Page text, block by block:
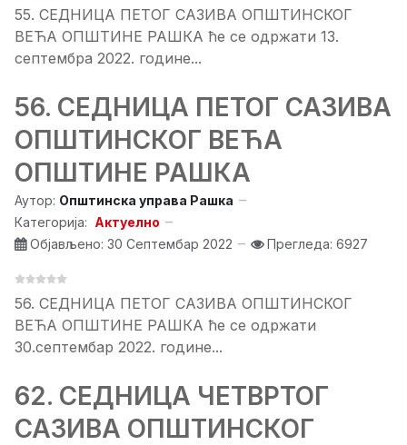
55. СЕДНИЦA ПЕТОГ САЗИВА ОПШТИНСКОГ
ВЕЋА ОПШТИНЕ РАШКА ће се одржати 13.
септембра 2022. године...
56. СЕДНИЦA ПЕТОГ САЗИВА
ОПШТИНСКОГ ВЕЋА
ОПШТИНЕ РАШКА
Аутор: Општинска управа Рашка
Категорија: Актуелно
Објављено: 30 Септембар 2022
Прегледа: 6927
56. СЕДНИЦA ПЕТОГ САЗИВА ОПШТИНСКОГ
ВЕЋА ОПШТИНЕ РАШКА ће се одржати
30.септембар 2022. године...
62. СЕДНИЦA ЧЕТВРТОГ
САЗИВА ОПШТИНСКОГ